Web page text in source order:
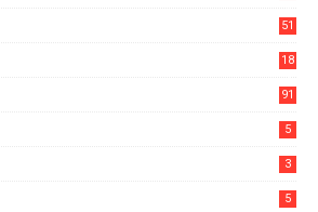
51
18
91
5
3
5